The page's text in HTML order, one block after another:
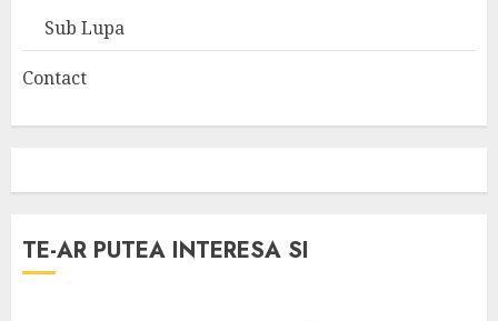
Sub Lupa
Contact
TE-AR PUTEA INTERESA SI